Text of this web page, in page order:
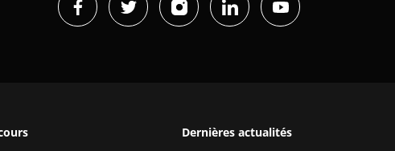
Dernières actualités